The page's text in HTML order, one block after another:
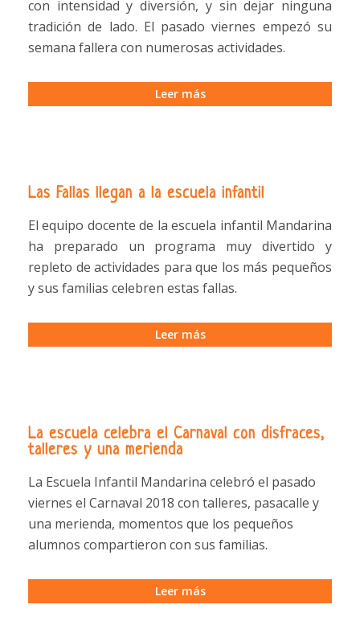
con intensidad y diversión, y sin dejar ninguna
tradición de lado. El pasado viernes empezó su
semana fallera con numerosas actividades.
Leer más
Las Fallas llegan a la escuela infantil
El equipo docente de la escuela infantil Mandarina
ha preparado un programa muy divertido y
repleto de actividades para que los más pequeños
y sus familias celebren estas fallas.
Leer más
La escuela celebra el Carnaval con disfraces,
talleres y una merienda
La Escuela Infantil Mandarina celebró el pasado
viernes el Carnaval 2018 con talleres, pasacalle y
una merienda, momentos que los pequeños
alumnos compartieron con sus familias.
Leer más